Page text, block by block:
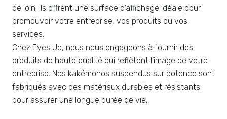
de loin. Ils offrent une surface d’affichage idéale pour
promouvoir votre entreprise, vos produits ou vos
services.
Chez Eyes Up, nous nous engageons à fournir des
produits de haute qualité qui reflètent l’image de votre
entreprise. Nos kakémonos suspendus sur potence sont
fabriqués avec des matériaux durables et résistants
pour assurer une longue durée de vie.